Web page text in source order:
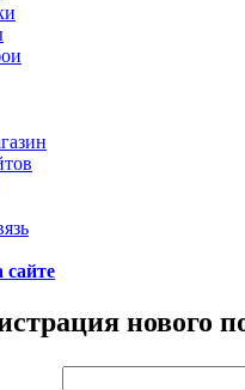
сайте
нового